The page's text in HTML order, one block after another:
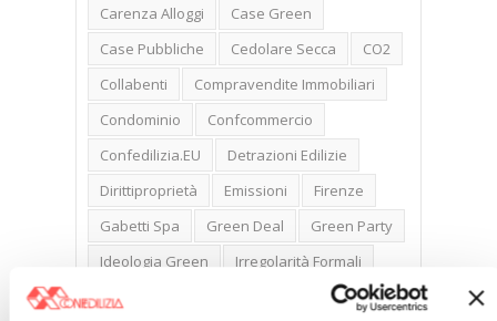
Carenza Alloggi
Case Green
Case Pubbliche
Cedolare Secca
CO2
Collabenti
Compravendite Immobiliari
Condominio
Confcommercio
Confedilizia.EU
Detrazioni Edilizie
Dirittiproprietà
Emissioni
Firenze
Gabetti Spa
Green Deal
Green Party
Ideologia Green
Irregolarità Formali
Libero Mercato
New York